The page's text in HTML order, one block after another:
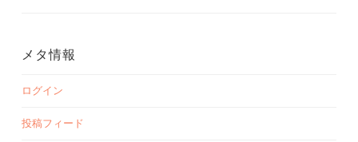
メタ情報
ログイン
投稿フィード